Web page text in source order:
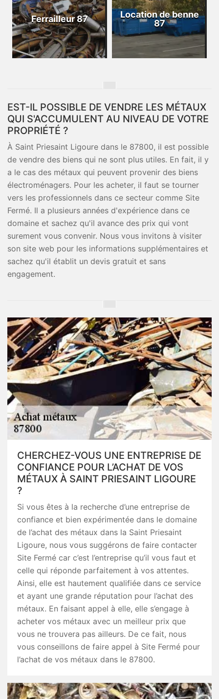
Ferrailleur 87
Location de benne
87
EST-IL POSSIBLE DE VENDRE LES MÉTAUX
QUI S'ACCUMULENT AU NIVEAU DE VOTRE
PROPRIÉTÉ ?
À Saint Priesaint Ligoure dans le 87800, il est possible
de vendre des biens qui ne sont plus utiles. En fait, il y
a le cas des métaux qui peuvent provenir des biens
électroménagers. Pour les acheter, il faut se tourner
vers les professionnels dans ce secteur comme Site
Fermé. Il a plusieurs années d'expérience dans ce
domaine et sachez qu'il avance des prix qui vont
surement vous convenir. Nous vous invitons à visiter
son site web pour les informations supplémentaires et
sachez qu'il établit un devis gratuit et sans
engagement.
CHERCHEZ-VOUS UNE ENTREPRISE DE
CONFIANCE POUR L’ACHAT DE VOS
MÉTAUX À SAINT PRIESAINT LIGOURE
?
Si vous êtes à la recherche d’une entreprise de
confiance et bien expérimentée dans le domaine
de l’achat des métaux dans la Saint Priesaint
Ligoure, nous vous suggérons de faire contacter
Site Fermé car c’est l’entreprise qu’il vous faut et
celle qui réponde parfaitement à vos attentes.
Ainsi, elle est hautement qualifiée dans ce service
et ayant une grande réputation pour l’achat des
métaux. En faisant appel à elle, elle s’engage à
acheter vos métaux avec un meilleur prix que
vous ne trouvera pas ailleurs. De ce fait, nous
vous conseillons de faire appel à Site Fermé pour
l’achat de vos métaux dans le 87800.